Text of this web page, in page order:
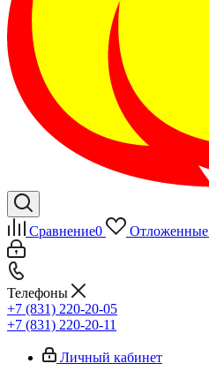
Сравнение0 Отложенные
Телефоны
+7 (831) 220-20-05
+7 (831) 220-20-11
Личный кабинет